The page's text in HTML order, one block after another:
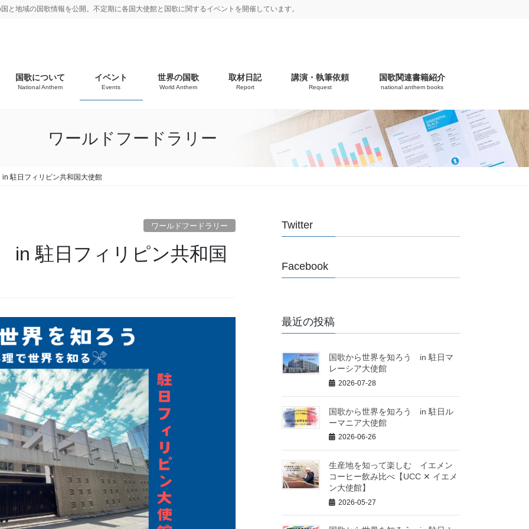
と地域の国歌情報を公開。不定期に各国大使館と国歌に関するイベントを開催しています。
国歌について
National Anthem
イベント
Events
世界の国歌
World Anthem
取材日記
Report
講演・執筆依頼
Request
国歌関連書籍紹介
national anthem books
ワールドフードラリー
駐日フィリピン共和国大使館
ワールドフードラリー
駐日フィリピン共和国
Twitter
Facebook
最近の投稿
国歌から世界を知ろう in 駐日マ
レーシア大使館
2026-07-28
国歌から世界を知ろう in 駐日ル
ーマニア大使館
2026-06-26
生産地を知って楽しむ イエメン
コーヒー飲み比べ【UCC ✕ イエメ
ン大使館】
2026-05-27